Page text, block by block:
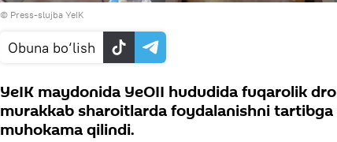
© Press-slujba YeIK
Obuna bo‘lish
YeIK maydonida YeOII hududida fuqarolik
murakkab sharoitlarda foydalanishni tartibga
muhokama qilindi.